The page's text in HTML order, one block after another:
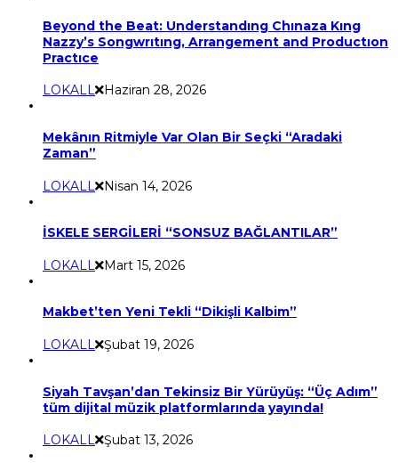
Beyond the Beat: Understandıng Chınaza Kıng
Nazzy’s Songwrıtıng, Arrangement and Productıon
Practıce
LOKALL Haziran 28, 2026
Mekânın Ritmiyle Var Olan Bir Seçki “Aradaki
Zaman”
LOKALL Nisan 14, 2026
İSKELE SERGİLERİ “SONSUZ BAĞLANTILAR”
LOKALL Mart 15, 2026
Makbet’ten Yeni Tekli “Dikişli Kalbim”
LOKALL Şubat 19, 2026
Siyah Tavşan’dan Tekinsiz Bir Yürüyüş: “Üç Adım”
tüm dijital müzik platformlarında yayında!
LOKALL Şubat 13, 2026